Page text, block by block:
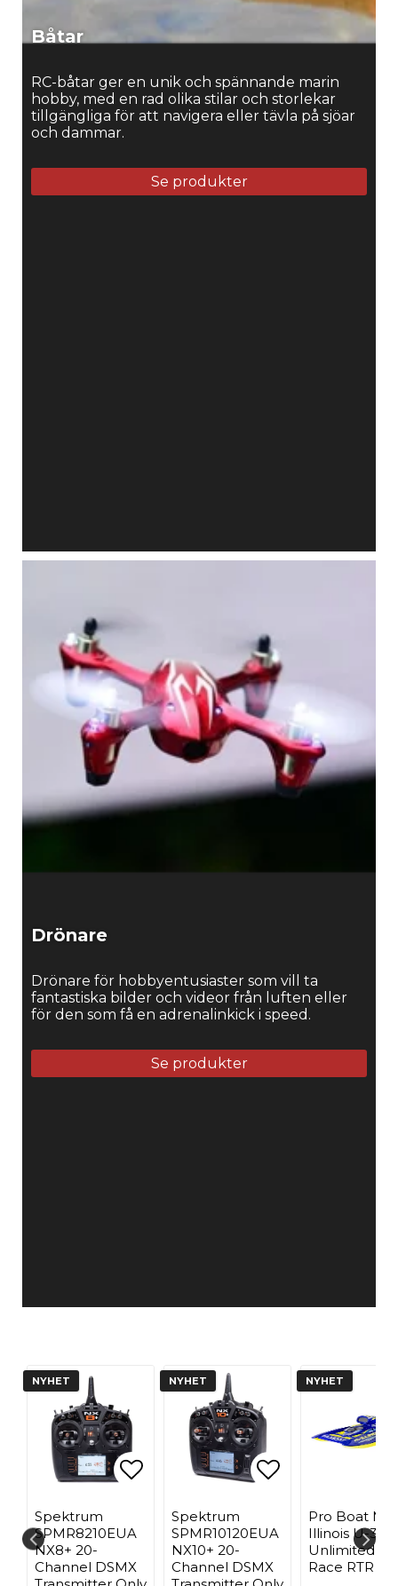
Båtar
RC-båtar ger en unik och spännande marin
hobby, med en rad olika stilar och storlekar
tillgängliga för att navigera eller tävla på sjöar
och dammar.
Se produkter
Drönare
Drönare för hobbyentusiaster som vill ta
fantastiska bilder och videor från luften eller
för den som få en adrenalinkick i speed.
Se produkter
NYHET
Spektrum
SPMR8210EUA
NX8+ 20-
Channel DSMX
NYHET
Spektrum
SPMR10120EUA
NX10+ 20-
Channel DSMX
NYHET
Pro Boat
Illinois U-34
Unlimited
Race RTR